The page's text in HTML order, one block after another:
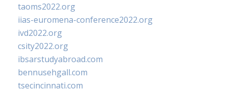
taoms2022.org
iias-euromena-conference2022.org
ivd2022.org
csity2022.org
ibsarstudyabroad.com
bennusehgall.com
tsecincinnati.com